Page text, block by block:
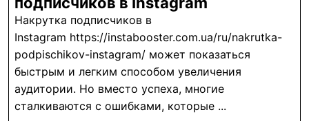
при
накрутке
подписчиков
в
Instagram
Накрутка подписчиков в
Instagram https://instabooster.com.ua/ru/nakrutka-
podpischikov-instagram/ может показаться
быстрым и легким способом увеличения
аудитории. Но вместо успеха, многие
сталкиваются с ошибками, которые ...